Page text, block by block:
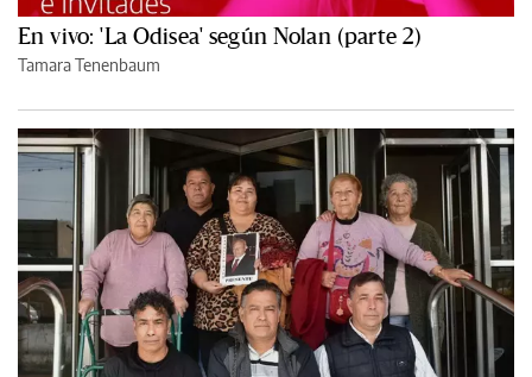
En vivo: 'La Odisea' según Nolan (parte 2)
Tamara Tenenbaum